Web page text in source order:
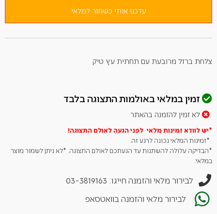
למוצר
עדכנו אותי כשחזר למלאי
צלחת ברזל מרובעת עם תחתית עץ טיק
זמין במלאי באולמות התצוגה בלבד
לא זמין להזמנה בהאתר
*יש לוודא זמינות מלאי לפני הגעה לאולם התצוגה!
*זמינות המלאי נכונה לרגע זה.
*הבדיקה עלולה להשתנות עד הגעתכם לאולם התצוגה. *לא ניתן לשמור מוצר
במלאי.
לבירור מלאי והזמנה חייגו: 03-3819163
לבירור מלאי והזמנה בוואטסאפ